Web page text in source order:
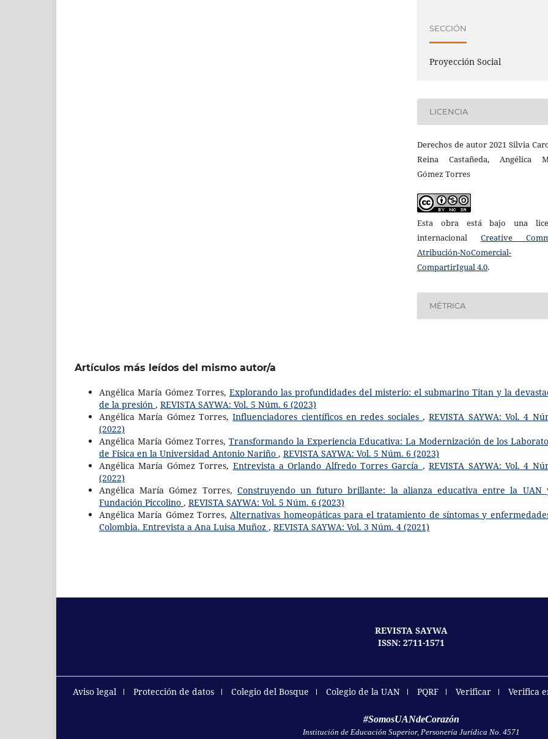
SECCIÓN
Proyección Social
LICENCIA
Derechos de autor 2021 Silvia
Reina Castañeda, Angélica
Gómez Torres
Esta obra está bajo una
internacional Creative
Atribución-NoComercial-
CompartirIgual 4.0.
MÉTRICA
Artículos más leídos del mismo autor/a
Angélica María Gómez Torres, Explorando las profundidades del misterio: el submarino Titan y la
de la presión , REVISTA SAYWA: Vol. 5 Núm. 6 (2023)
Angélica María Gómez Torres,Influenciadores científicos en redes sociales,REVISTA SAYWA: Vol. 4
(2022)
Angélica María Gómez Torres, Transformando la Experiencia Educativa: La Modernización de los
de Física en la Universidad Antonio Nariño , REVISTA SAYWA: Vol. 5 Núm. 6 (2023)
Angélica María Gómez Torres, Entrevista a Orlando Alfredo Torres García ,REVISTA SAYWA: Vol. 4
(2022)
Angélica María Gómez Torres, Construyendo un futuro brillante: la alianza educativa entre la UAN
Fundación Piccolino , REVISTA SAYWA: Vol. 5 Núm. 6 (2023)
Angélica María Gómez Torres,Alternativas homeopáticas para el tratamiento de síntomas y
Colombia. Entrevista a Ana Luisa Muñoz , REVISTA SAYWA: Vol. 3 Núm. 4 (2021)
REVISTA SAYWA
ISSN: 2711-1571
Aviso legal Protección de datos Colegio del Bosque Colegio de la UAN PQRF Verificar Verifica
#SomosUANdeCorazón
Institución de Educación Superior, Personería Jurídica No. 4571